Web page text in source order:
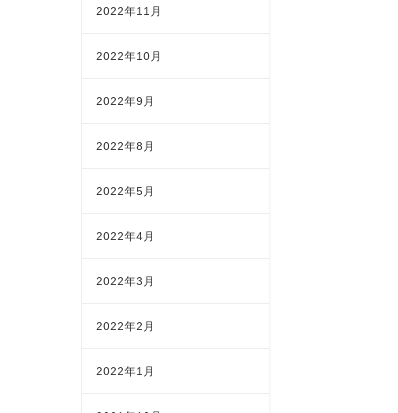
2022年11月
2022年10月
2022年9月
2022年8月
2022年5月
2022年4月
2022年3月
2022年2月
2022年1月